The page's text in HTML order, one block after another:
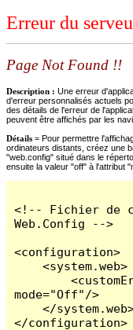
Erreur du
Page Not Found !!
Description : Une erreur
d'erreur personnalisés actuels
des détails de l'erreur de
peuvent être affichés par les
Détails = Pour permettre
ordinateurs distants, créez une
"web.config" situé dans le
ensuite la valeur "off" à l'attribut
<!-- Fichier de
Web.Config -->
<configuration>
    <system.web>
        <customErrors
mode="Off"/>
    </system.web>
</configuration>